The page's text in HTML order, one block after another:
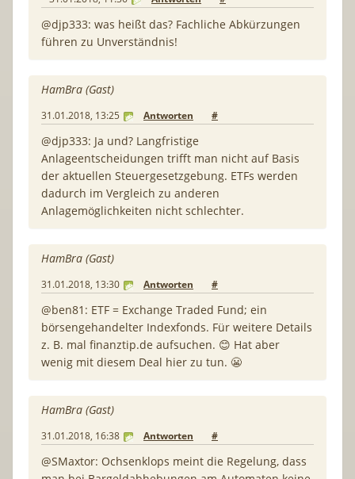
@djp333: was heißt das? Fachliche Abkürzungen
führen zu Unverständnis!
HamBra (Gast)
31.01.2018, 13:25 Antworten #
@djp333: Ja und? Langfristige
Anlageentscheidungen trifft man nicht auf Basis
der aktuellen Steuergesetzgebung. ETFs werden
dadurch im Vergleich zu anderen
Anlagemöglichkeiten nicht schlechter.
HamBra (Gast)
31.01.2018, 13:30 Antworten #
@ben81: ETF = Exchange Traded Fund; ein
börsengehandelter Indexfonds. Für weitere Details
z. B. mal finanztip.de aufsuchen. 😊 Hat aber
wenig mit diesem Deal hier zu tun. 😬
HamBra (Gast)
31.01.2018, 16:38 Antworten #
@SMaxtor: Ochsenklops meint die Regelung, dass